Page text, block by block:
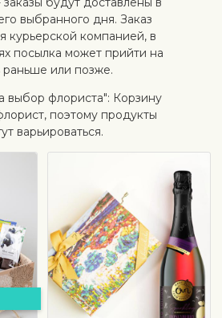
выбранного дня. Заказ
курьерской компанией, в
посылка может прийти на
раньше или позже.
выбор флориста": Корзину
поэтому продукты
варьироваться.